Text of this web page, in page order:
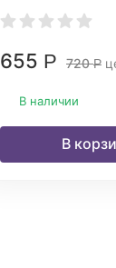
655 Р 720Р
В наличии
В